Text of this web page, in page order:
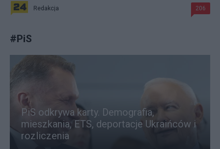
Redakcja 206
#PiS
PiS odkrywa karty. Demografia,
mieszkania, ETS, deportacje Ukraińców i
rozliczenia